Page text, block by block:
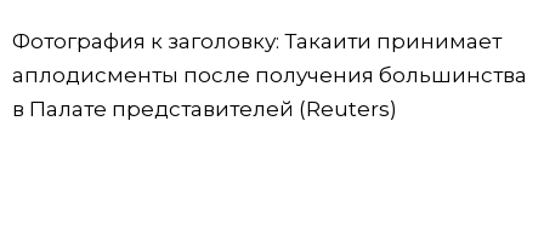
Фотография к заголовку: Такаити принимает
аплодисменты после получения большинства
в Палате представителей (Reuters)